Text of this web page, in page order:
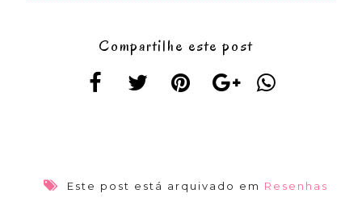
Compartilhe este post
Este post está arquivado em Resenhas